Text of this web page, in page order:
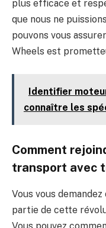
plus efficace et
que nous ne
pouvons vous
Wheels est
Identifier
connaître les
Comment
transport avec
Vous vous
partie de cette
Vous pouvez